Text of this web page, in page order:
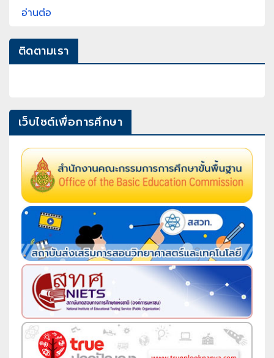
อ่านต่อ
ติดตามเรา
เว็บไซต์เพื่อการศึกษา